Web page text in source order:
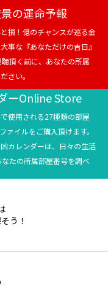
の運命予報
損！億のチャンスが巡る金
事な『あなただけの吉日』
頂く前に、あなたの所属
さい。
ーOnline Store
使用される27種類の部屋
ァイルをご購入頂けます。
カレンダーは、日々の生活
たの所属部屋番号を調べ
う！